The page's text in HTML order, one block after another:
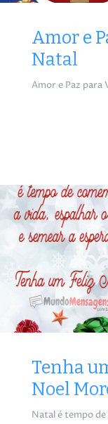
Amor e
Natal
Amor e Paz para
Tenha
Noel
Natal é tempo